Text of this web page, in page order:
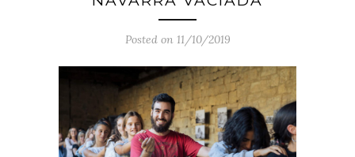
Posted on 11/10/2019